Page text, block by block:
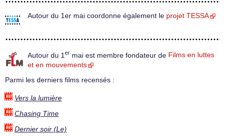
Autour du 1er mai coordonne également le projet TESSA
Autour du 1 er mai est membre fondateur de Films en luttes
et en mouvements
Parmi les derniers films recensés :
Vers la lumière
Chasing Time
Dernier soir (Le)